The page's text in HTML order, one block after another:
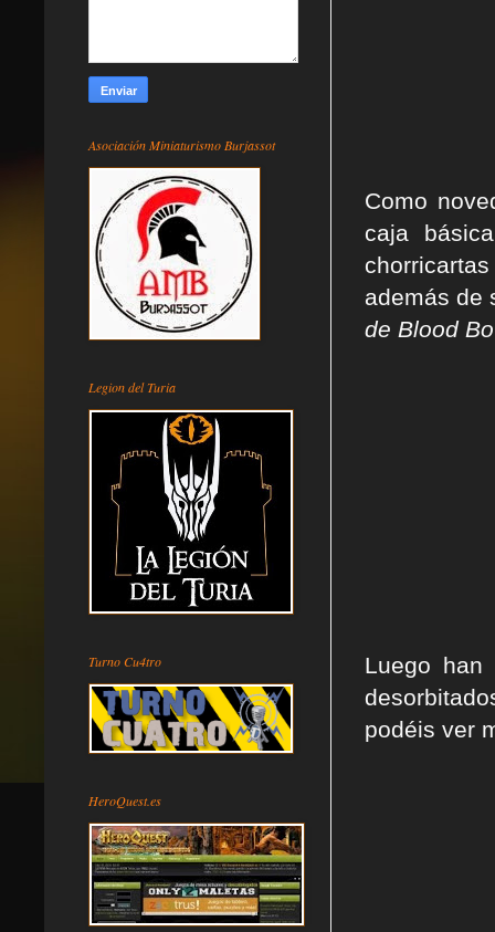
Como
caja
además de
de Blood
Luego han
podéis ver
Asociación Miniaturismo Burjassot
Legion del Turia
Turno Cu4tro
HeroQuest.es